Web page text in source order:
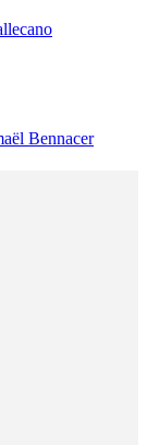
Bennacer